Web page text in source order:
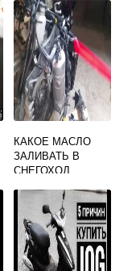
КАКОЕ МАСЛО
ЗАЛИВАТЬ В
СНЕГОХОД